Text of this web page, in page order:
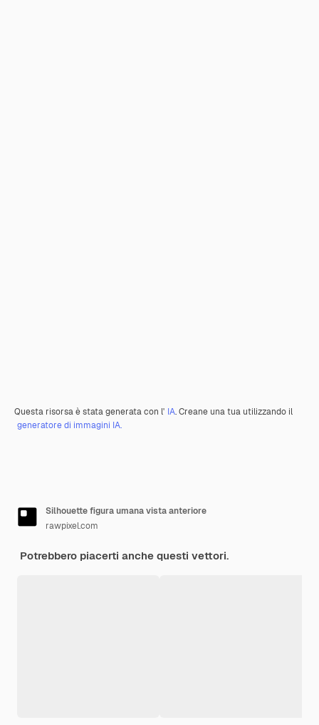
Questa risorsa è stata generata con l' IA. Creane una tua utilizzando il
generatore di immagini IA.
Silhouette figura umana vista anteriore
rawpixel.com
Potrebbero piacerti anche questi vettori.